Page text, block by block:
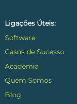
Ligações Úteis:
Software
Casos de Sucesso
Academia
Quem Somos
Blog